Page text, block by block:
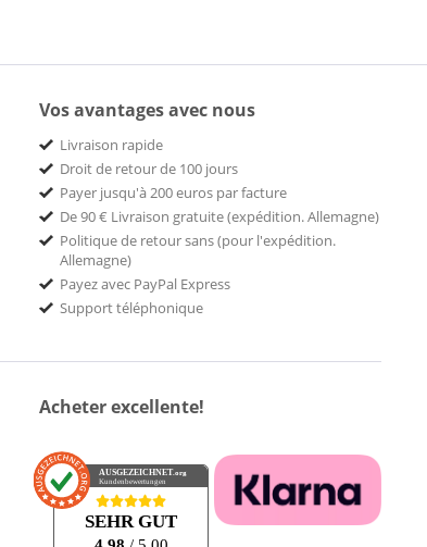
Vos avantages avec nous
Livraison rapide
Droit de retour de 100 jours
Payer jusqu'à 200 euros par facture
De 90 € Livraison gratuite (expédition. Allemagne)
Politique de retour sans (pour l'expédition.
Allemagne)
Payez avec PayPal Express
Support téléphonique
Acheter excellente!
AUSGEZEICHNET .org
Kundenbewertungen
SEHR GUT